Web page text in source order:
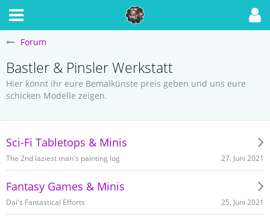
Forum
Bastler & Pinsler Werkstatt
Hier könnt ihr eure Bemalkünste preis geben und uns eure
schicken Modelle zeigen.
Sci-Fi Tabletops & Minis
The 2nd laziest man's painting log 27. Juni 2021
Fantasy Games & Minis
Dai's Fantastical Efforts 25. Juni 2021